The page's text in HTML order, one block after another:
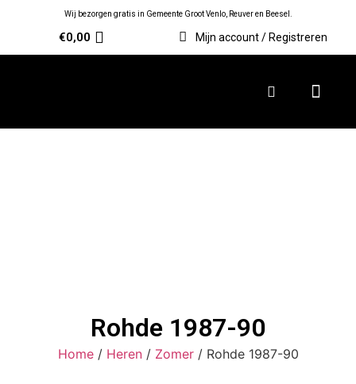
Wij bezorgen gratis in Gemeente Groot Venlo, Reuver en Beesel.
€0,00 Mijn account / Registreren
Rohde 1987-90
Home/ Heren/ Zomer/ Rohde 1987-90